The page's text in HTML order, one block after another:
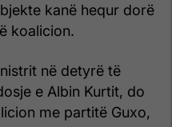
kanë hequr dorë
koalicion.
në detyrë të
e Albin Kurtit, do
me partitë Guxo,